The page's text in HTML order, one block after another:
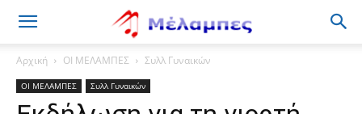
Μέλαμπες
Αρχική ΟΙ ΜΕΛΑΜΠΕΣ Συλλ Γυναικών
ΟΙ ΜΕΛΑΜΠΕΣ Συλλ Γυναικών